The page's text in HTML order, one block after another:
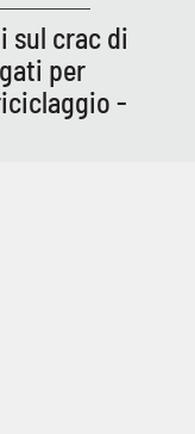
sul crac di
per
-